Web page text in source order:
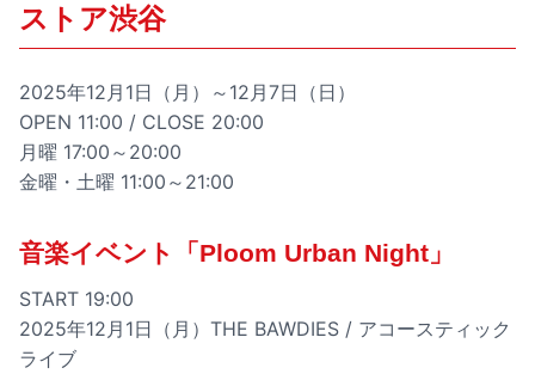
ストア渋谷
2025年12月1日（月）～12月7日（日）
OPEN 11:00 / CLOSE 20:00
月曜 17:00～20:00
金曜・土曜 11:00～21:00
音楽イベント「Ploom Urban Night」
START 19:00
2025年12月1日（月）THE BAWDIES / アコースティック
ライブ